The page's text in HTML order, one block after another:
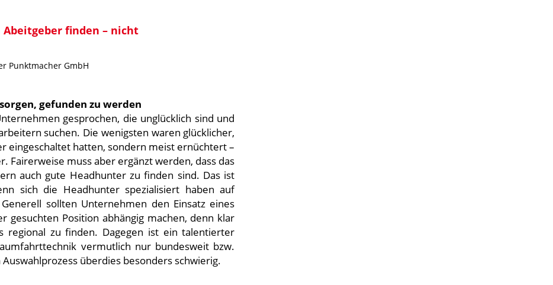
finden – nicht
Punktmacher GmbH
gefunden zu werden
gesprochen, die unglücklich sind und
suchen. Die wenigsten waren glücklicher,
eingeschaltet hatten, sondern meist ernüchtert –
Fairerweise muss aber ergänzt werden, dass das
auch gute Headhunter zu finden sind. Das ist
sich die Headhunter spezialisiert haben auf
sollten Unternehmen den Einsatz eines
gesuchten Position abhängig machen, denn klar
regional zu finden. Dagegen ist ein talentierter
vermutlich nur bundesweit bzw.
überdies besonders schwierig.